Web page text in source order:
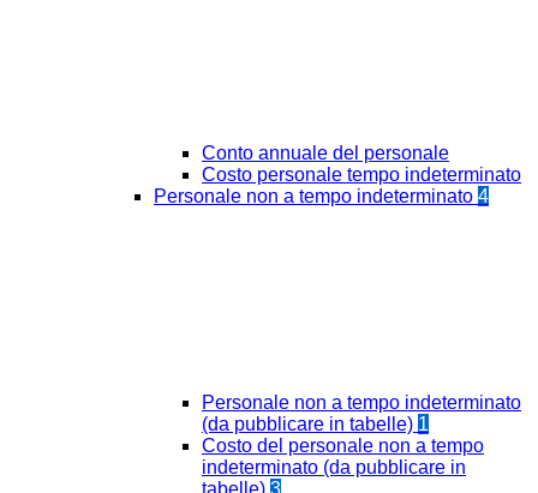
Conto annuale del personale
Costo personale tempo indeterminato
Personale non a tempo indeterminato 4
Personale non a tempo indeterminato
(da pubblicare in tabelle) 1
Costo del personale non a tempo
indeterminato (da pubblicare in